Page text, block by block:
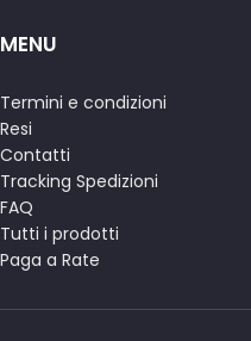
MENU
Termini e condizioni
Resi
Contatti
Tracking Spedizioni
FAQ
Tutti i prodotti
Paga a Rate